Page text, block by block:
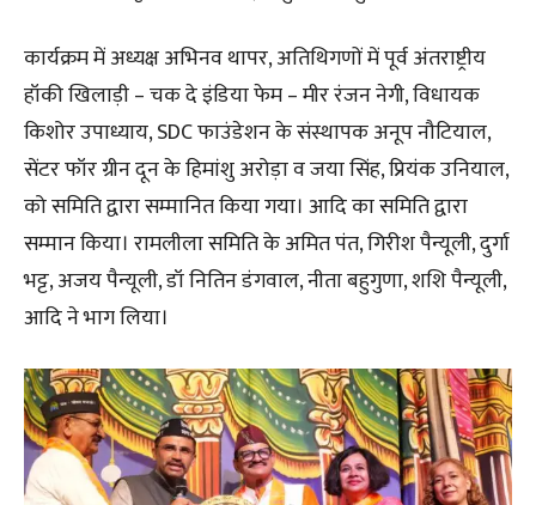
कार्यक्रम में अध्यक्ष अभिनव थापर, अतिथिगणों में पूर्व अंतराष्ट्रीय
हॉकी खिलाड़ी – चक दे इंडिया फेम – मीर रंजन नेगी, विधायक
किशोर उपाध्याय, SDC फाउंडेशन के संस्थापक अनूप नौटियाल,
सेंटर फॉर ग्रीन दून के हिमांशु अरोड़ा व जया सिंह, प्रियंक उनियाल,
को समिति द्वारा सम्मानित किया गया। आदि का समिति द्वारा
सम्मान किया। रामलीला समिति के अमित पंत, गिरीश पैन्यूली, दुर्गा
भट्ट, अजय पैन्यूली, डॉ नितिन डंगवाल, नीता बहुगुणा, शशि पैन्यूली,
आदि ने भाग लिया।